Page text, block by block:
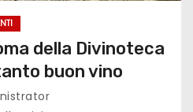
della Divinoteca
buon vino